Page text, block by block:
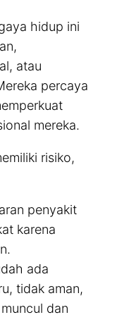
hidup ini
atau
percaya
mereka.
risiko,
penyakit
karena
ada
tidak aman,
dan